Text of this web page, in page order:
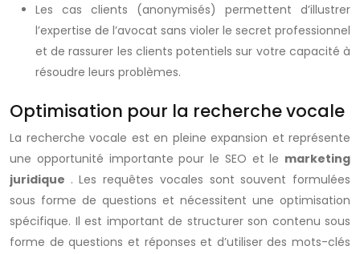
Les cas clients (anonymisés) permettent d’illustrer
l’expertise de l’avocat sans violer le secret professionnel
et de rassurer les clients potentiels sur votre capacité à
résoudre leurs problèmes.
Optimisation pour la recherche vocale
La recherche vocale est en pleine expansion et représente
une opportunité importante pour le SEO et le marketing
juridique . Les requêtes vocales sont souvent formulées
sous forme de questions et nécessitent une optimisation
spécifique. Il est important de structurer son contenu sous
forme de questions et réponses et d’utiliser des mots-clés